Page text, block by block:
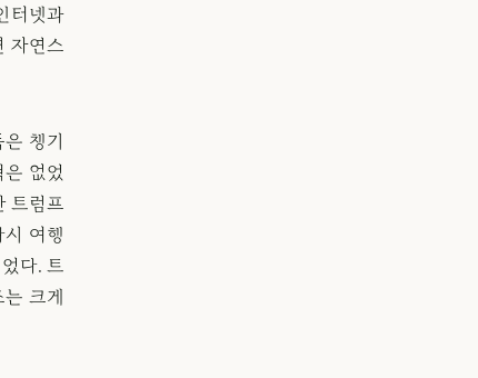
터넷과
자연스
챙기
없었
트럼프
여행
다. 트
크게